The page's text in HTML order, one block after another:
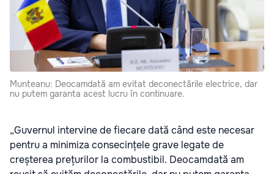
Munteanu: Deocamdată am evitat deconectările electrice, dar
nu putem garanta acest lucru în continuare.
„Guvernul intervine de fiecare dată când este necesar
pentru a minimiza consecințele grave legate de
creșterea prețurilor la combustibil. Deocamdată am